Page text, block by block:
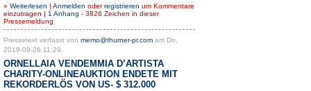
» Weiterlesen | Anmelden oderregistrieren um Kommentare
einzutragen | 1 Anhang - 3826 Zeichen in dieser
Pressemeldung
Pressetext verfasst von memo@thurner-pr.com am Do,
2019-09-26 11:29.
ORNELLAIA VENDEMMIA D’ARTISTA
CHARITY-ONLINEAUKTION ENDETE MIT
REKORDERLÖS VON US- $ 312.000